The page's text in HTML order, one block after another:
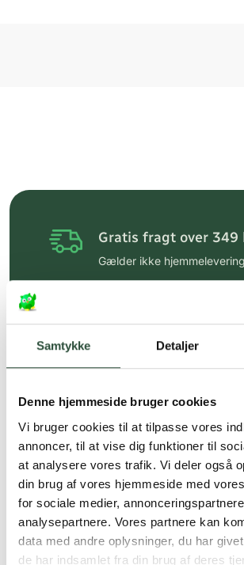
Samtykke Detaljer
Denne hjemmeside bruger cookies
Vi bruger cookies til at tilpasse vores
annoncer, til at vise dig funktioner til
at analysere vores trafik. Vi deler også
din brug af vores hjemmeside med
for sociale medier,
analysepartnere. Vores partnere kan
data med andre oplysninger, du har
de har indsamlet fra din brug af deres
Gratis fragt over 349
Gælder ikke hjemmelevering
Få hjælp til din webordre
Hurtig levering (30
Hurtigt leveringen via GLS,
Faste lave priser*
*Gælder ikke
Stort udvalg af kendte
produkter
Vi tilbyder et stort udvalg af
cremer, vitaminer og andre